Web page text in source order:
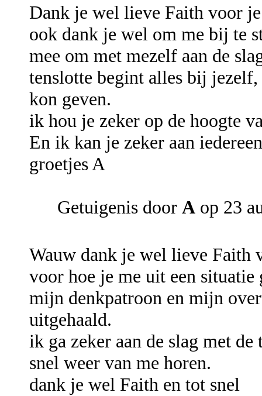
Dank je wel lieve Faith voor
ook dank je wel om me bij te
mee om met mezelf aan de
tenslotte begint alles bij
kon geven.
ik hou je zeker op de hoogte
En ik kan je zeker aan
groetjes A
Getuigenis door A op 23
Wauw dank je wel lieve Faith
voor hoe je me uit een
mijn denkpatroon en mijn
uitgehaald.
ik ga zeker aan de slag met
snel weer van me horen.
dank je wel Faith en tot snel